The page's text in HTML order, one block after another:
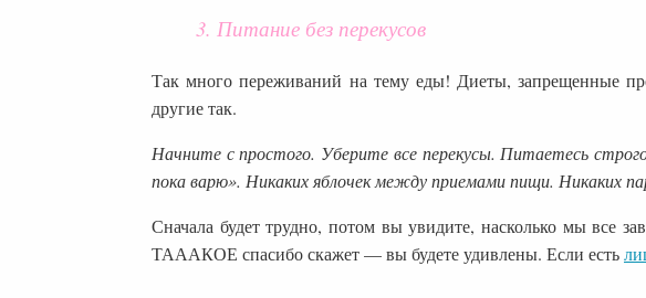
3. Питание без перекусов
Так много переживаний на тему еды! Диеты, запрещенные
другие так.
Начните с простого. Уберите все перекусы. Питаетесь
пока варю». Никаких яблочек между приемами пищи. Никаких
Сначала будет трудно, потом вы увидите, насколько мы все
ТАААКОЕ спасибо скажет — вы будете удивлены. Если есть